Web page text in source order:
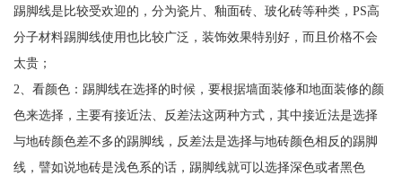
踢脚线是比较受欢迎的，分为瓷片、釉面砖、玻化砖等种类，PS高
分子材料踢脚线使用也比较广泛，装饰效果特别好，而且价格不会
太贵；
2、看颜色：踢脚线在选择的时候，要根据墙面装修和地面装修的颜
色来选择，主要有接近法、反差法这两种方式，其中接近法是选择
与地砖颜色差不多的踢脚线，反差法是选择与地砖颜色相反的踢脚
线，譬如说地砖是浅色系的话，踢脚线就可以选择深色或者黑色